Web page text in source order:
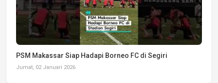
PSM Makassar Siap Hadapi Borneo FC di Segiri
Jumat, 02 Januari 2026